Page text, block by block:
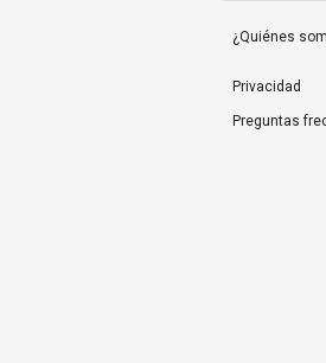
¿Quiénes
Privacidad
Preguntas